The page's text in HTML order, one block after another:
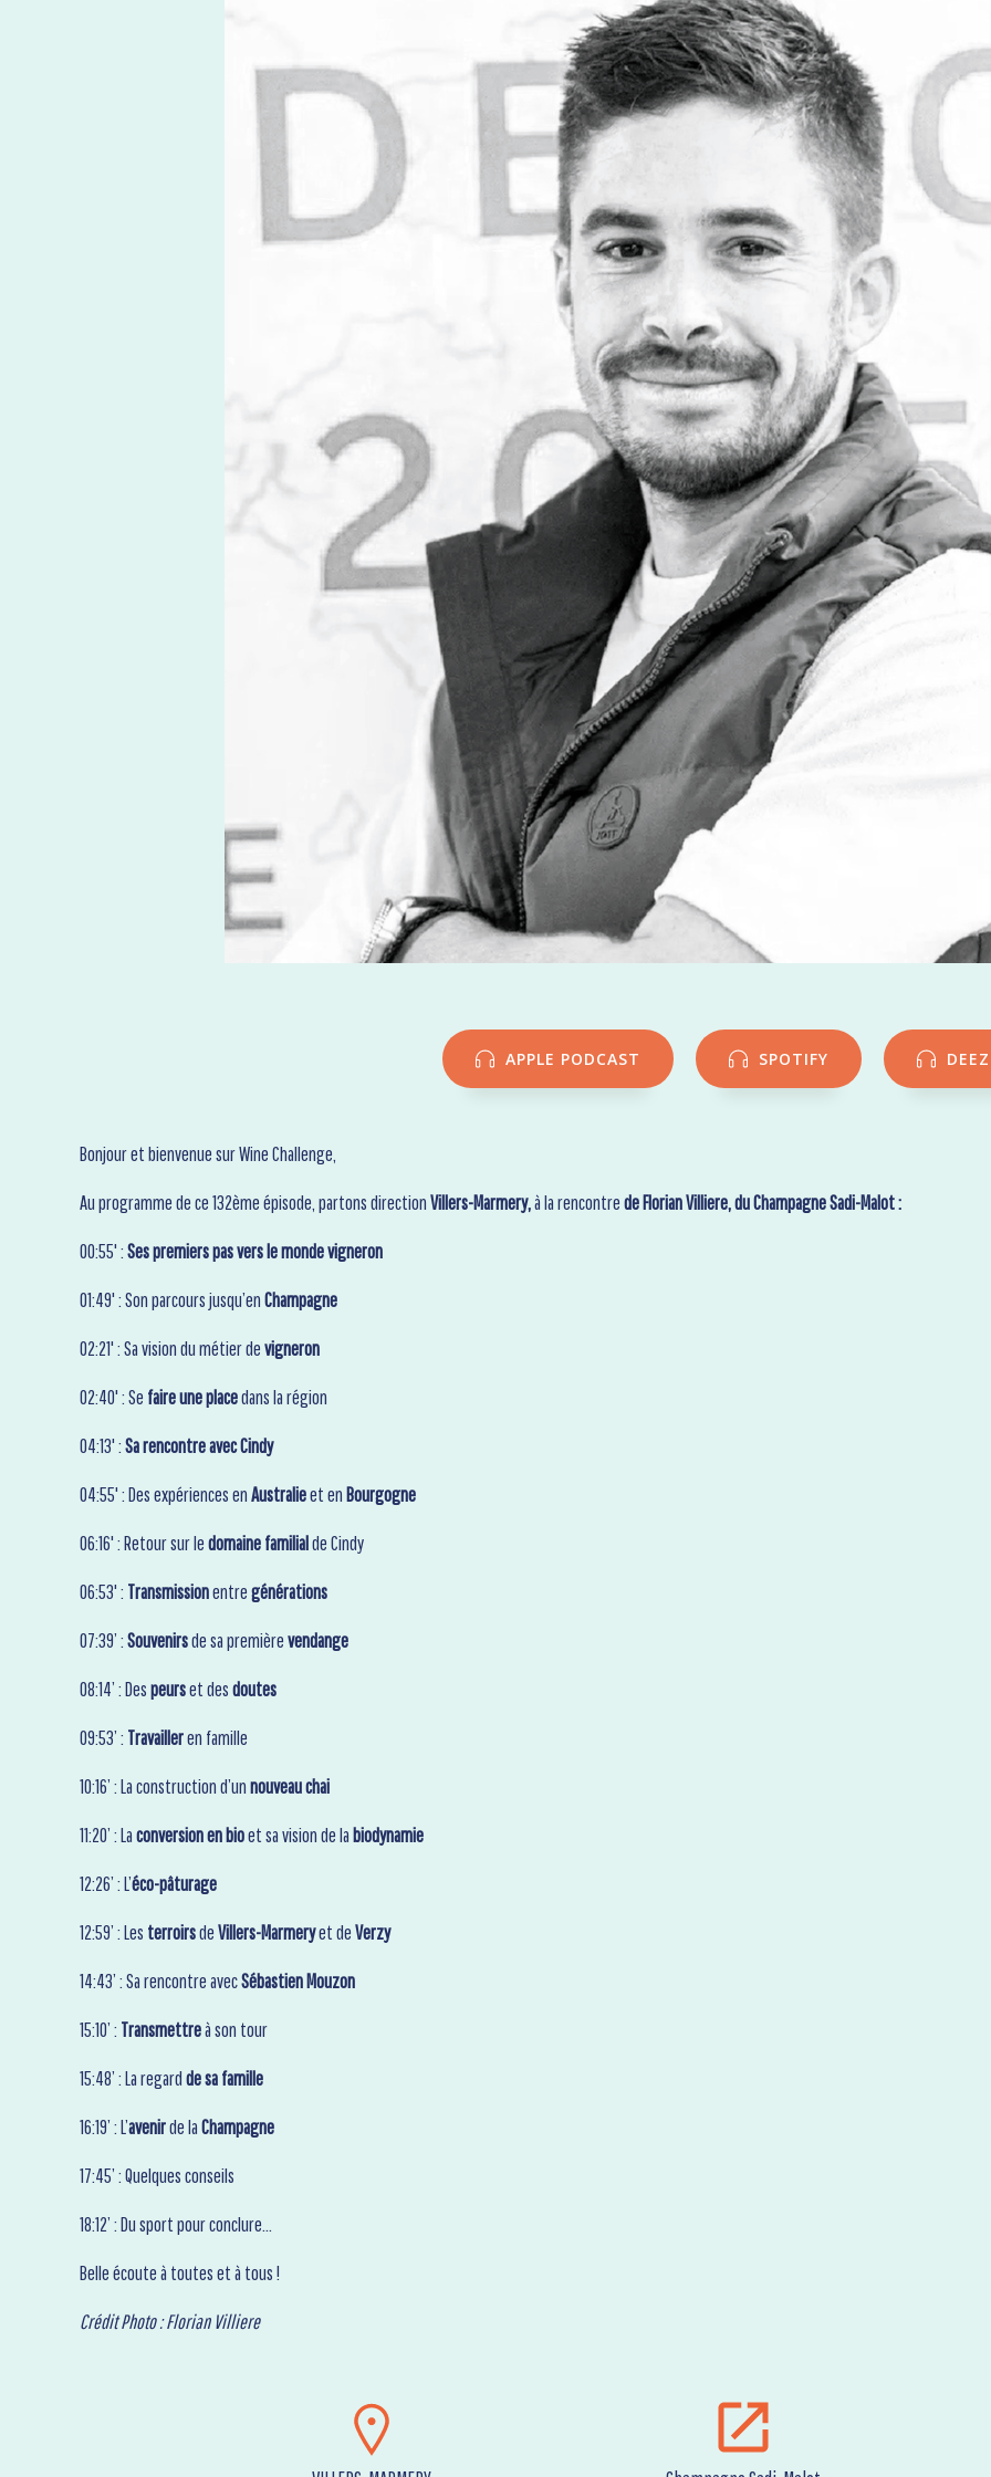
APPLE PODCAST SPOTIFY
Bonjour et bienvenue sur Wine Challenge,
Au programme de ce 132ème épisode, partons directionVillers-Marmery,à la rencontrede Florian Villiere, du Champagne Sadi-Malot :
00:55' :Ses premiers pas vers le monde vigneron
01:49' : Son parcours jusqu’enChampagne
02:21' : Sa vision du métier devigneron
02:40' : Se faire une placedans la région
04:13' :Sa rencontre avec Cindy
04:55' : Des expériences enAustralieet en Bourgogne
06:16' : Retour sur ledomaine familialde Cindy
06:53' : Transmissionentregénérations
07:39’ :Souvenirsde sa premièrevendange
08:14’ : Despeurset desdoutes
09:53’ : Travailleren famille
10:16’ : La construction d’unnouveau chai
11:20’ : Laconversion en bioet sa vision de la biodynamie
12:26’ : L’éco-pâturage
12:59’ : Les terroirsdeVillers-Marmeryet deVerzy
14:43’ : Sa rencontre avecSébastien Mouzon
15:10’ : Transmettreà son tour
15:48’ : La regardde sa famille
16:19’ : L’avenirde laChampagne
17:45’ : Quelques conseils
18:12’ : Du sport pour conclure…
Belle écoute à toutes et à tous !
Crédit Photo : Florian Villiere